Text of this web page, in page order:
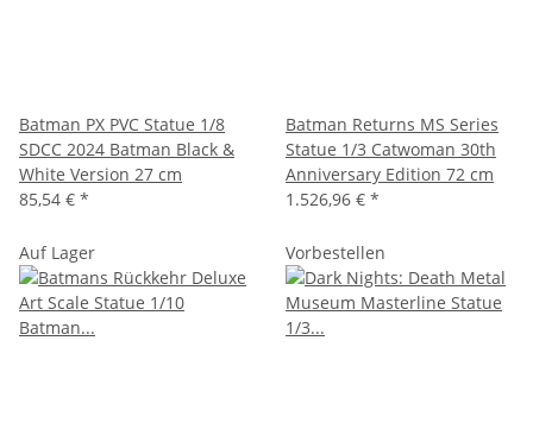
Batman PX PVC Statue 1/8
SDCC 2024 Batman Black &
White Version 27 cm
85,54 € *
Batman Returns MS Series
Statue 1/3 Catwoman 30th
Anniversary Edition 72 cm
1.526,96 € *
Auf Lager Vorbestellen